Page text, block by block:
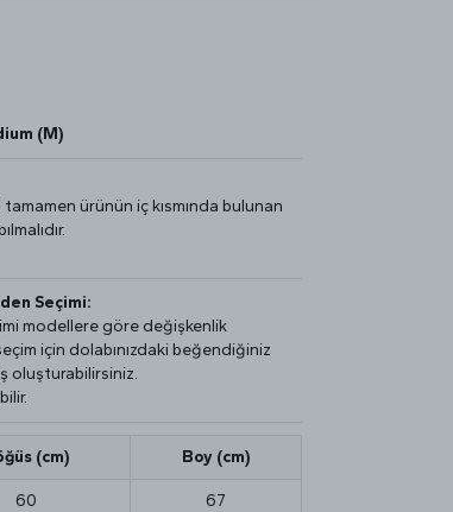
(M)
ürünün iç kısmında bulunan
Seçimi:
modellere göre değişkenlik
için dolabınızdaki beğendiğiniz
oluşturabilirsiniz.
(cm) Boy (cm)
60 67